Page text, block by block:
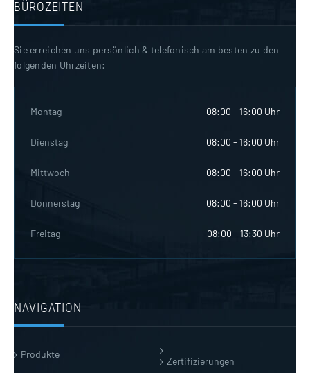
BÜROZEITEN
Sie erreichen uns persönlich & telefonisch am besten zu den
folgenden Uhrzeiten:
Montag 08:00 - 16:00 Uhr
Dienstag 08:00 - 16:00 Uhr
Mittwoch 08:00 - 16:00 Uhr
Donnerstag 08:00 - 16:00 Uhr
Freitag 08:00 - 13:30 Uhr
NAVIGATION
Produkte
Zertifizierungen